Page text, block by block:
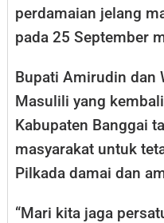
perdamaian jelang
pada 25 September
Bupati Amirudin dan
Masulili yang
Kabupaten Banggai
masyarakat untuk
Pilkada damai dan
“Mari kita jaga